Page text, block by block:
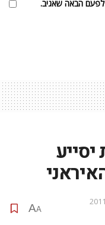
הבאה שאגיב.
A
A